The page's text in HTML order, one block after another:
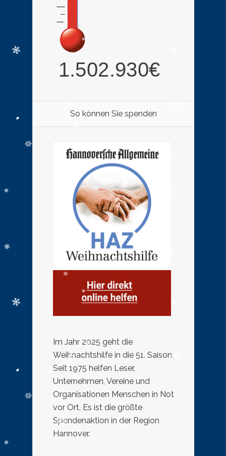
So können Sie spenden
Im Jahr 2025 geht die
Weihnachtshilfe in die 51. Saison.
Seit 1975 helfen Leser,
Unternehmen, Vereine und
Organisationen Menschen in Not
vor Ort. Es ist die größte
Spendenaktion in der Region
Hannover.